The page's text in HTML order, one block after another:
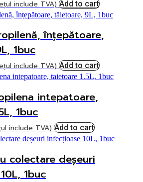
include TVA) Add to cart
înțepătoare,
1buc
include TVA) Add to cart
intepatoare,
1buc
include TVA) Add to cart
colectare deșeuri
1buc